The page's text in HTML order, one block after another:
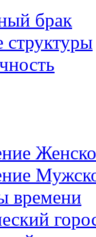
брак
времени